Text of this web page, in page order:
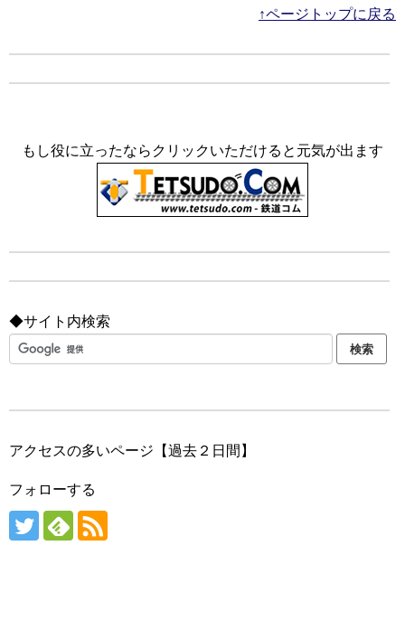
↑ページトップに戻る
もし役に立ったならクリックいただけると元気が出ます
◆サイト内検索
アクセスの多いページ【過去２日間】
フォローする